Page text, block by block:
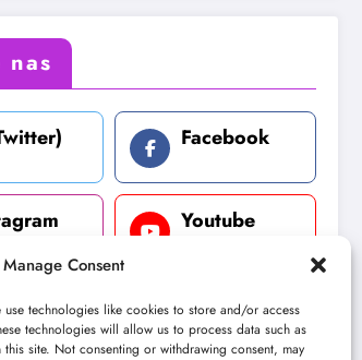
Manage Consent
technologies like cookies to store and/or access
technologies will allow us to process data such as
site. Not consenting or withdrawing consent, may
nas
Facebook
Youtube